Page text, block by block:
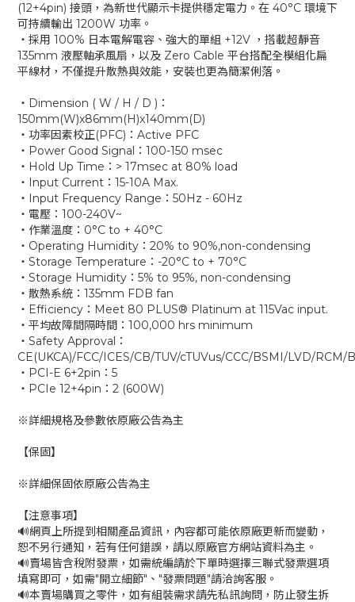
(12+4pin) 接頭，為新世代顯示卡提供穩定電力。在 40°C 環境下
可持續輸出 1200W 功率。
‧採用 100% 日本電解電容、強大的單組 +12V ，搭載超靜音
135mm 液壓軸承風扇，以及 Zero Cable 平台搭配全模組化扁
平線材，不僅提升散熱與效能，安裝也更為簡潔俐落。
‧Dimension ( W / H / D )：
150mm(W)x86mm(H)x140mm(D)
‧功率因素校正(PFC)：Active PFC
‧Power Good Signal：100-150 msec
‧Hold Up Time：> 17msec at 80% load
‧Input Current：15-10A Max.
‧Input Frequency Range：50Hz - 60Hz
‧電壓：100-240V~
‧作業溫度：0°C to + 40°C
‧Operating Humidity：20% to 90%,non-condensing
‧Storage Temperature：-20°C to + 70°C
‧Storage Humidity：5% to 95%, non-condensing
‧散熱系統：135mm FDB fan
‧Efficiency：Meet 80 PLUS® Platinum at 115Vac input.
‧平均故障間隔時間：100,000 hrs minimum
‧Safety Approval：
CE(UKCA)/FCC/ICES/CB/TUV/cTUVus/CCC/BSMI/LVD/RCM/
‧PCI-E 6+2pin：5
‧PCIe 12+4pin：2 (600W)
※詳細規格及參數依原廠公告為主
【保固】
※詳細保固依原廠公告為主
【注意事項】
🔊網頁上所提到相關產品資訊，內容都可能依原廠更新而變動，
恕不另行通知，若有任何錯誤，請以原廠官方網站資料為主。
🔊賣場皆含稅附發票，如需統編請於下單時選擇三聯式發票選項
填寫即可，如需"開立細節"、"發票問題"請洽詢客服。
🔊本賣場購買之零件，如有組裝需求請先私訊詢問，防止發生拆